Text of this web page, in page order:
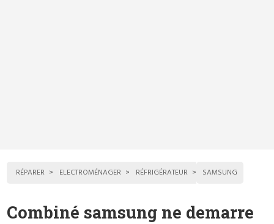
RÉPARER ELECTROMÉNAGER RÉFRIGÉRATEUR SAMSUNG
Combiné samsung ne demarre